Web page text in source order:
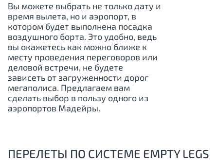
Вы можете выбрать не только дату и
время вылета, но и аэропорт, в
котором будет выполнена посадка
воздушного борта. Это удобно, ведь
вы окажетесь как можно ближе к
месту проведения переговоров или
деловой встречи, не будете
зависеть от загруженности дорог
мегаполиса. Предлагаем вам
сделать выбор в пользу одного из
аэропортов Мадейры.
ПЕРЕЛЕТЫ ПО СИСТЕМЕ EMPTY LEGS